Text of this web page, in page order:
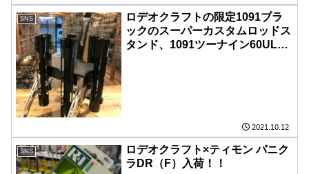
SNS
ロデオクラフトの限定1091ブラ
ックのスーパーカスタムロッドス
タンド、1091ツーナイン60ULF
2021.10.12
SNS
ロデオクラフト×ティモン パニク
ラDR（F）入荷！！